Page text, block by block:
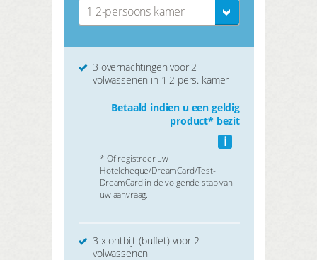
1 2-persoons kamer
3 overnachtingen voor 2
volwassenen in 1 2 pers. kamer
Betaald indien u een geldig
product* bezit
i
* Of registreer uw
Hotelcheque/DreamCard/Test-
DreamCard in de volgende stap van
uw aanvraag.
3 x ontbijt (buffet) voor 2
volwassenen